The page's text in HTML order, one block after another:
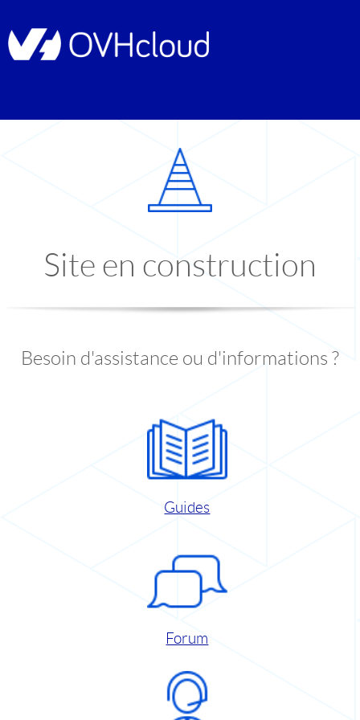
Site en construction
Besoin d'assistance ou d'informations ?
Guides
Forum